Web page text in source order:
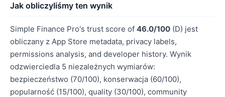
Jak obliczyliśmy ten wynik
Simple Finance Pro's trust score of 46.0/100 (D) jest
obliczany z App Store metadata, privacy labels,
permissions analysis, and developer history. Wynik
odzwierciedla 5 niezależnych wymiarów:
bezpieczeństwo (70/100), konserwacja (60/100),
popularność (15/100), quality (30/100), community